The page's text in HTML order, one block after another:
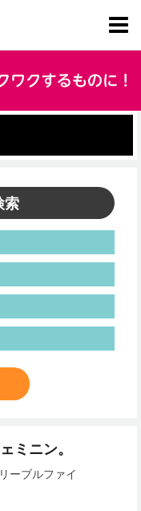
索
ミニン。
ーブルファイ